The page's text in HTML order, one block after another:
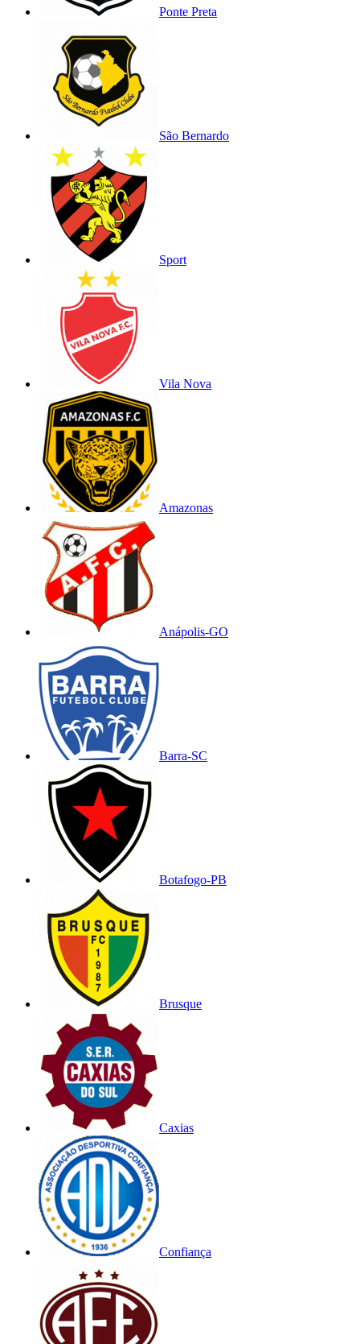
Ponte Preta
São Bernardo
Sport
Vila Nova
Amazonas
Anápolis-GO
Barra-SC
Botafogo-PB
Brusque
Caxias
Confiança